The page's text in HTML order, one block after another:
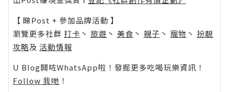
【 睇Post + 參加品牌活動 】
瀏覽更多社群 打卡 丶 旅遊 丶 美食 丶 親子 丶 寵物 丶 扮靚
攻略及 活動情報
U Blog開咗WhatsApp啦！發掘更多吃喝玩樂資訊！
Follow 我哋 ！